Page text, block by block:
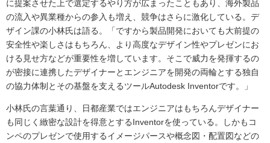
に提案させた上で選定するやり方が広まったこともあり、海外製品
の流入や異業種からの参入も増え、競争はさらに激化している。デ
ザイン課の小林氏は語る。「ですから製品開発においても大前提の
安全性や楽しさはもちろん、より高度なデザイン性やプレゼンにお
ける見せ方などが重要性を増しています。そこで威力を発揮するの
が密接に連携したデザイナーとエンジニアを開発の両輪とする独自
の協力体制とその基盤を支えるツールAutodesk Inventorです。」
小林氏の言葉通り、日都産業ではエンジニアはもちろんデザイナー
も同じく緻密な設計を得意とするInventorを使っている。しかもコ
ンペのプレゼンで使用するイメージパースや概念図・配置図などの